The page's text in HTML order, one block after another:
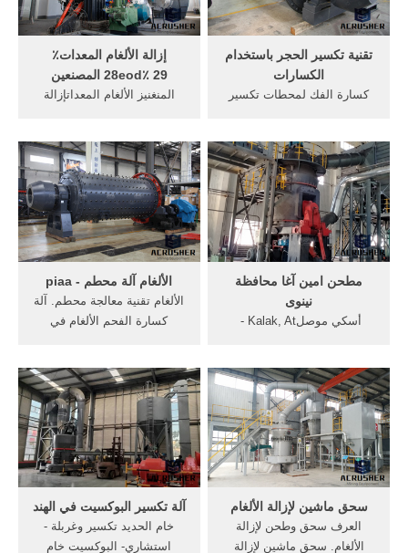
الآلات cnc في الصين، حتى ...
إزالة الألغام المعدات٪
28eod٪ 29 المصنعين
المنغنيز الألغام المعداتإزالة
المعدات٪ 28eod٪ 29
المصنعين. اليونيفيل ودائرة
الأمم المتحدة للإجراءات
المتعلقة
تقنية تكسير الحجر باستخدام
الكسارات
كسارة الفك لمحطات تكسير
الحجر الجيري لتسليم المنتج
النهائي ، اتبع كل خطوة في
عملية تصنيع الاسمنت يتم
تكسير الحجر الجيري في
الكسارات الأولية (الفكية) ثم
ينقل إلى آلة الخلط ...
الألغام آلة محطم - piaa
الألغام تقنية معالجة محطم. آلة
كسارة الفحم الألغام في
حلقة مطحنة كسارة الفحم
أستراليا, عن مصنع آلة كسارة
مخروط في, بيع الألغام;, حلول
تكسير و معالجة الألغام الحجر .
مطحن امين آغا محافظة
نينوى
‎أسكي موصل‎ - Kalak, At
Kalak, At Ta'Mim, Iraq. 665
likes. ‎أسكي موصل هي بلدة
عراقية تقع 50 كم شمال غرب
مدينة الموصل في محافظة
نينوى، تقع فيها أطلال موقع بلد
الذي...
آلة تكسير البوكسيت في الهند
خام الحديد تكسير وغربلة -
استشاري- البوكسيت خام
سحق ماشين لإزالة الألغام
العرف سحق وطحن لإزالة
الألغام. سحق ماشين لإزالة